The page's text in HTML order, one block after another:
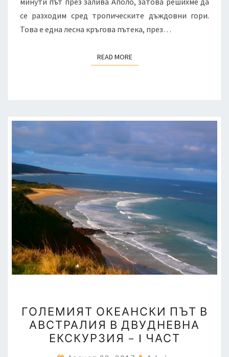
се разходим сред тропическите дъждовни гори.
Това е една лесна кръгова пътека, през…
READ MOREREAD MORE
ОКЕАНСКИ
ПЪТ
В
ГОЛЕМИЯТ ОКЕАНСКИ ПЪТ В
АВСТРАЛИЯ В ДВУДНЕВНА
ЕКСКУРЗИЯ – I ЧАСТ